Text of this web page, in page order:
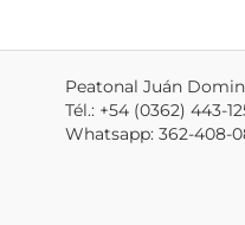
Peatonal Juán
Tél.: +54 (0362) 443-
Whatsapp: 362-408-